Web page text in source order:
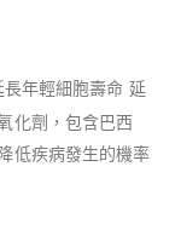
年輕細胞壽命 延
化劑，包含巴西
低疾病發生的機率